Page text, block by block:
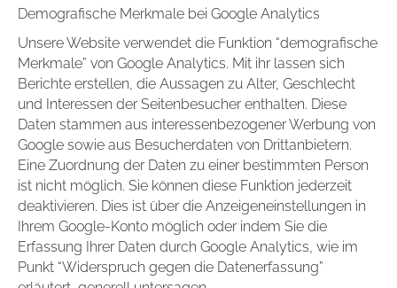
Demografische Merkmale bei Google Analytics
Unsere Website verwendet die Funktion “demografische
Merkmale” von Google Analytics. Mit ihr lassen sich
Berichte erstellen, die Aussagen zu Alter, Geschlecht
und Interessen der Seitenbesucher enthalten. Diese
Daten stammen aus interessenbezogener Werbung von
Google sowie aus Besucherdaten von Drittanbietern.
Eine Zuordnung der Daten zu einer bestimmten Person
ist nicht möglich. Sie können diese Funktion jederzeit
deaktivieren. Dies ist über die Anzeigeneinstellungen in
Ihrem Google-Konto möglich oder indem Sie die
Erfassung Ihrer Daten durch Google Analytics, wie im
Punkt “Widerspruch gegen die Datenerfassung”